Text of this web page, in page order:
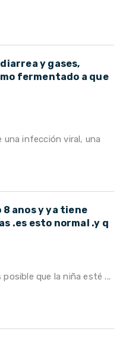
y gases,
fermentado a que
una infección viral, una
8 anos y ya tiene
.es esto normal .y q
que la niña esté ...